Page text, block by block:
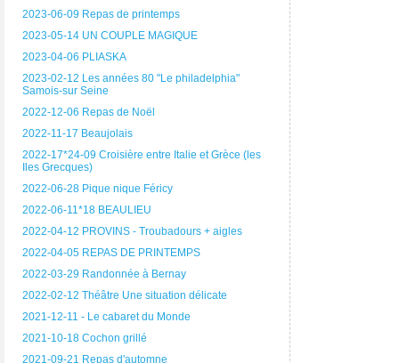
2023-06-09 Repas de printemps
2023-05-14 UN COUPLE MAGIQUE
2023-04-06 PLIASKA
2023-02-12 Les années 80 "Le philadelphia"
Samois-sur Seine
2022-12-06 Repas de Noël
2022-11-17 Beaujolais
2022-17*24-09 Croisière entre Italie et Grèce (les
Iles Grecques)
2022-06-28 Pique nique Féricy
2022-06-11*18 BEAULIEU
2022-04-12 PROVINS - Troubadours + aigles
2022-04-05 REPAS DE PRINTEMPS
2022-03-29 Randonnée à Bernay
2022-02-12 Théâtre Une situation délicate
2021-12-11 - Le cabaret du Monde
2021-10-18 Cochon grillé
2021-09-21 Repas d'automne